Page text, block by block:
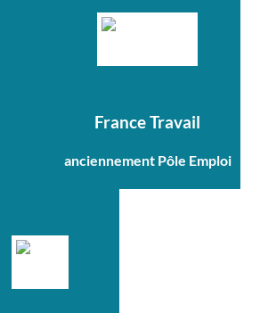
France Travail
anciennement Pôle Emploi